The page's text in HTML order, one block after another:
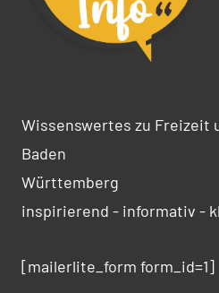
Wissenswertes zu Freizeit
Baden
Württemberg
inspirierend - informativ -
[mailerlite_form form_id=1]